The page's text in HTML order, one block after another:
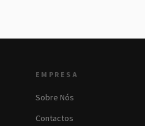
EMPRESA
Sobre Nós
Contactos